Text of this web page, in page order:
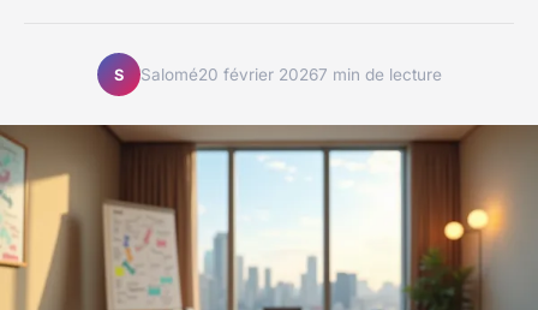
S Salomé20 février 20267 min de lecture